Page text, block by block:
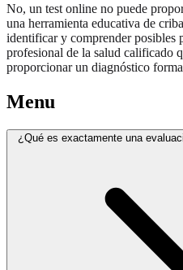
No, un test online no puede
una herramienta educativa de
identificar y comprender posibles
profesional de la salud calificado
proporcionar un diagnóstico
Menu
¿Qué es exactamente una